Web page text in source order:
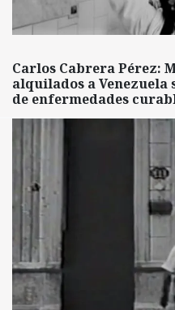
Carlos Cabrera Pérez:
alquilados a
de enfermedades